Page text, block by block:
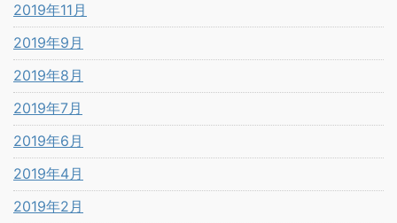
2019年11月
2019年9月
2019年8月
2019年7月
2019年6月
2019年4月
2019年2月